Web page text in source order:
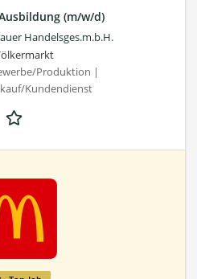
(m/w/d)
Handelsges.m.b.H.
Produktion |
Kundendienst